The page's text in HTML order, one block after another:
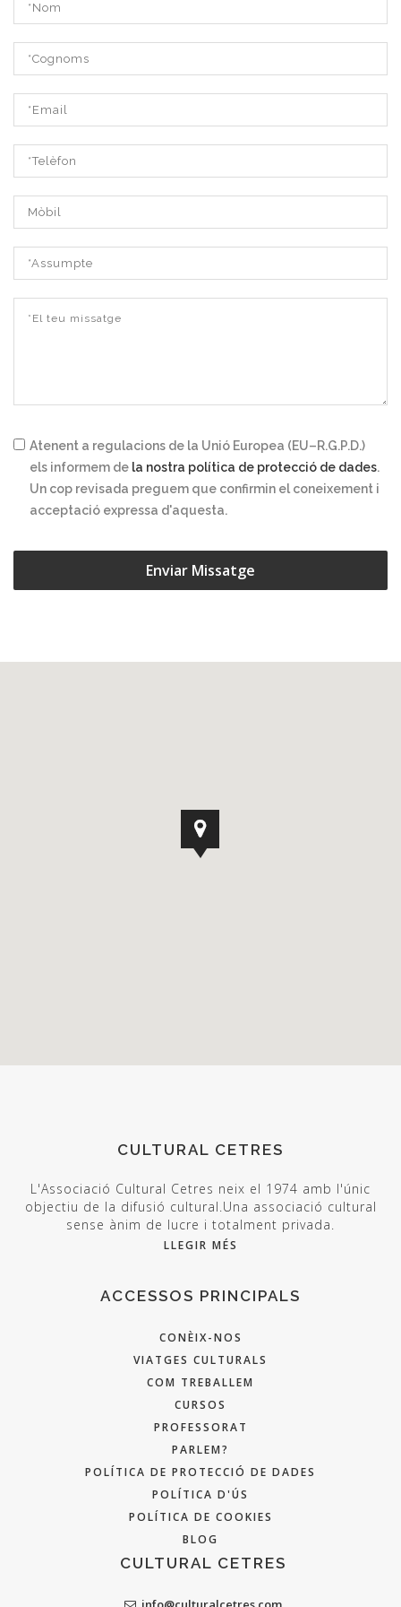
Atenent a regulacions de la Unió Europea (EU–R.G.P.D.)
els informem de la nostra política de protecció de dades.
Un cop revisada preguem que confirmin el coneixement i
acceptació expressa d'aquesta.
Enviar Missatge
CULTURAL CETRES
L'Associació Cultural Cetres neix el 1974 amb l'únic
objectiu de la difusió cultural.Una associació cultural
sense ànim de lucre i totalment privada.
LLEGIR MÉS
ACCESSOS PRINCIPALS
CONÈIX-NOS
VIATGES CULTURALS
COM TREBALLEM
CURSOS
PROFESSORAT
PARLEM?
POLÍTICA DE PROTECCIÓ DE DADES
POLÍTICA D'ÚS
POLÍTICA DE COOKIES
BLOG
CULTURAL CETRES